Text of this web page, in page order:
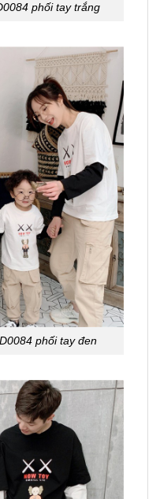
phối tay trắng
phối tay đen